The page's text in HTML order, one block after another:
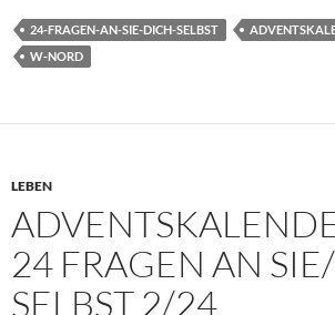
24-FRAGEN-AN-SIE-DICH-SELBST
W-NORD
LEBEN
24 FRAGEN AN
SELBST 2/24